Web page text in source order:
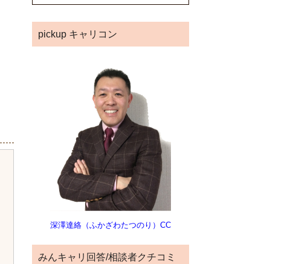
pickup キャリコン
深澤達絡（ふかざわたつのり）CC
みんキャリ回答/相談者クチコミ